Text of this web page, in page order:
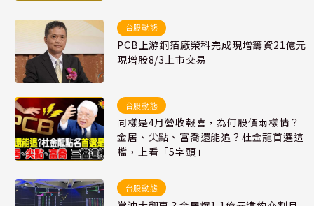
台股動態
PCB上游銅箔廠榮科完成現增籌資21億元
現增股8/3上市交易
台股動態
同樣是4月營收報喜，為何股價兩樣情？
金居、尖點、富喬還能追？杜金龍首選這
檔，上看「5字頭」
台股動態